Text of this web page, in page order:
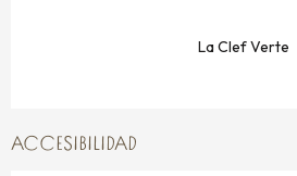
La Clef Verte
ACCESIBILIDAD